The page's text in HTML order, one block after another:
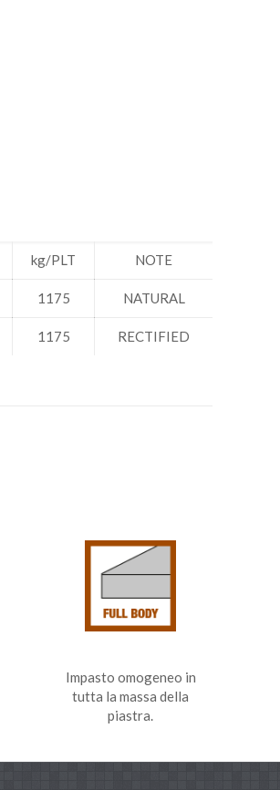
kg/PLT NOTE
1175 NATURAL
1175 RECTIFIED
Impasto omogeneo in
tutta la massa della
piastra.